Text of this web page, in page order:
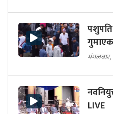
पशुपति
मंगलबार,
LIVE